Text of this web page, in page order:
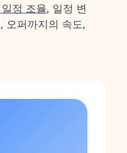
정 조율, 일정 변
오퍼까지의 속도,